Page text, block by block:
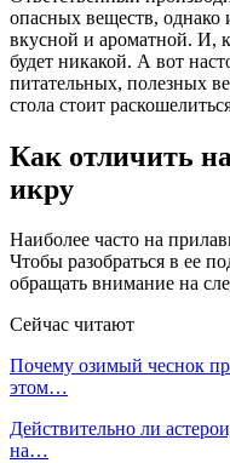
опасных веществ, однако
вкусной и ароматной. И,
будет никакой. А вот
питательных, полезных
стола стоит
Как отличить
икру
Наиболее часто на
Чтобы разобраться в ее
обращать внимание на
Сейчас читают
Почему озимый чеснок
этом…
Действительно ли
на…